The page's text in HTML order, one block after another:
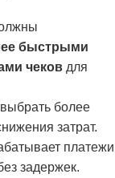
быстрыми
чеков для
более
затрат.
платежи
задержек.